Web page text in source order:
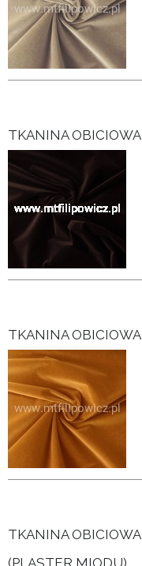
TKANINA
TKANINA
TKANINA
(PLASTER MIODU)